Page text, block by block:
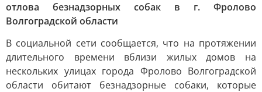
отлова безнадзорных собак в г. Фролово
Волгоградской области
В социальной сети сообщается, что на протяжении
длительного времени вблизи жилых домов на
нескольких улицах города Фролово Волгоградской
области обитают безнадзорные собаки, которые